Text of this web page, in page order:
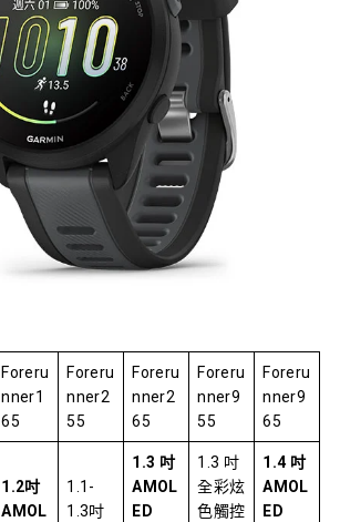
Foreru
nner1
65
Foreru
nner2
55
Foreru
nner2
65
Foreru
nner9
55
Foreru
nner9
65
1.2吋
AMOL
1.1-
1.3吋
1.3 吋
AMOL
ED
1.3 吋
全彩炫
色觸控
1.4 吋
AMOL
ED